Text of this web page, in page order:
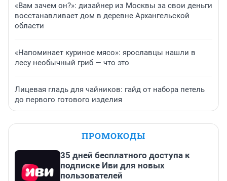
«Вам зачем он?»: дизайнер из Москвы за свои деньги
восстанавливает дом в деревне Архангельской
области
«Напоминает куриное мясо»: ярославцы нашли в
лесу необычный гриб — что это
Лицевая гладь для чайников: гайд от набора петель
до первого готового изделия
ПРОМОКОДЫ
35 дней бесплатного доступа к
подписке Иви для новых
пользователей